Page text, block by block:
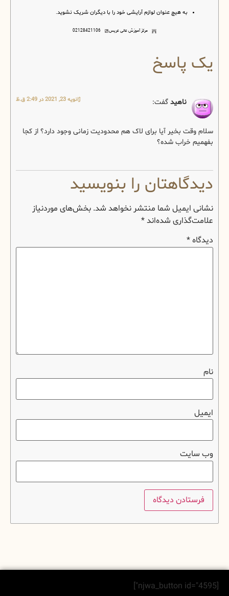
به هیچ عنوان لوازم آرایشی خود را با دیگران شریک نشوید.
مرکز آموزش عالی عریس 02128421106
یک پاسخ
ناهید گفت: ژانویه 23, 2021 در 2:49 ق.ظ
سلام وقت بخیر آیا برای لاک هم محدودیت زمانی وجود دارد؟ از کجا
بفهمیم خراب شده؟
دیدگاهتان را بنویسید
نشانی ایمیل شما منتشر نخواهد شد. بخش‌های موردنیاز
علامت‌گذاری شده‌اند*
دیدگاه*
نام
ایمیل
وب‌ سایت
[njwa_button id="4595"]